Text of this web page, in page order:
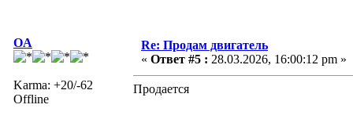
OA
Karma: +20/-62
Offline
Re: Продам двигатель
« Ответ #5 : 28.03.2026, 16:00:12 pm »
Продается